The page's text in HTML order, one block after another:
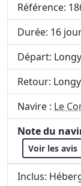
Référence:
Durée: 16
Départ:
Retour:
Navire : Le
Note du
Voir les avis
Inclus: